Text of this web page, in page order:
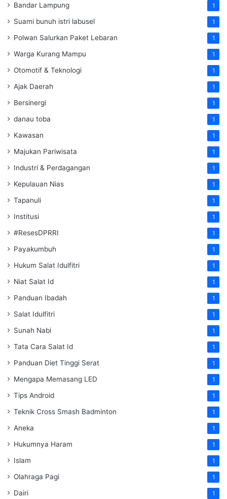
Bandar Lampung 1
Suami bunuh istri labusel 1
Polwan Salurkan Paket Lebaran 1
Warga Kurang Mampu 1
Otomotif & Teknologi 1
Ajak Daerah 1
Bersinergi 1
danau toba 1
Kawasan 1
Majukan Pariwisata 1
Industri & Perdagangan 1
Kepulauan Nias 1
Tapanuli 1
Institusi 1
#ResesDPRRI 1
Payakumbuh 1
Hukum Salat Idulfitri 1
Niat Salat Id 1
Panduan Ibadah 1
Salat Idulfitri 1
Sunah Nabi 1
Tata Cara Salat Id 1
Panduan Diet Tinggi Serat 1
Mengapa Memasang LED 1
Tips Android 1
Teknik Cross Smash Badminton 1
Aneka 1
Hukumnya Haram 1
Islam 1
Olahraga Pagi 1
Dairi 1